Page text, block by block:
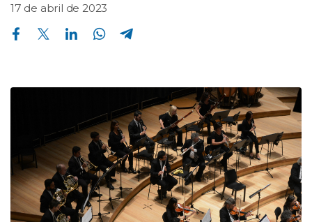
17 de abril de 2023
Compartir en Facebook Compartir en Twitter Compartir en Linkedin Compartir en Whatsapp